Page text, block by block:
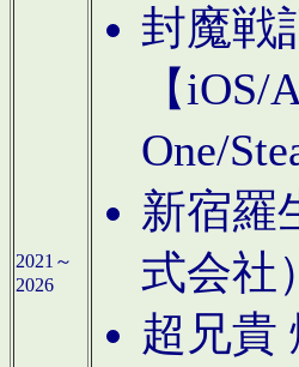
2021～
2026
封魔戦
【
One/
新宿羅
式会社）
超兄貴